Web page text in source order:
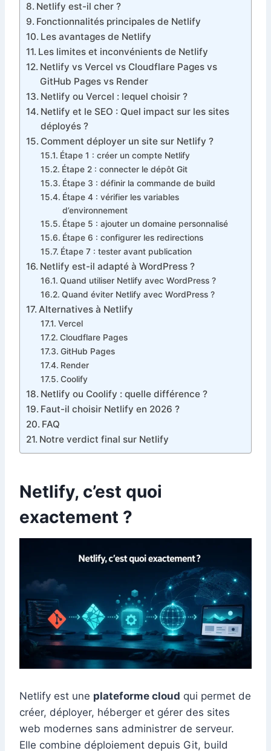
Netlify est-il cher ?
Fonctionnalités principales de Netlify
Les avantages de Netlify
Les limites et inconvénients de Netlify
Netlify vs Vercel vs Cloudflare Pages vs
GitHub Pages vs Render
Netlify ou Vercel : lequel choisir ?
Netlify et le SEO : Quel impact sur les sites
déployés ?
Comment déployer un site sur Netlify ?
Étape 1 : créer un compte Netlify
Étape 2 : connecter le dépôt Git
Étape 3 : définir la commande de build
Étape 4 : vérifier les variables
d’environnement
Étape 5 : ajouter un domaine personnalisé
Étape 6 : configurer les redirections
Étape 7 : tester avant publication
Netlify est-il adapté à WordPress ?
Quand utiliser Netlify avec WordPress ?
Quand éviter Netlify avec WordPress ?
Alternatives à Netlify
Vercel
Cloudflare Pages
GitHub Pages
Render
Coolify
Netlify ou Coolify : quelle différence ?
Faut-il choisir Netlify en 2026 ?
FAQ
Notre verdict final sur Netlify
Netlify, c’est quoi
exactement ?
Netlify est une plateforme cloud qui permet de
créer, déployer, héberger et gérer des sites
web modernes sans administrer de serveur.
Elle combine déploiement depuis Git, build